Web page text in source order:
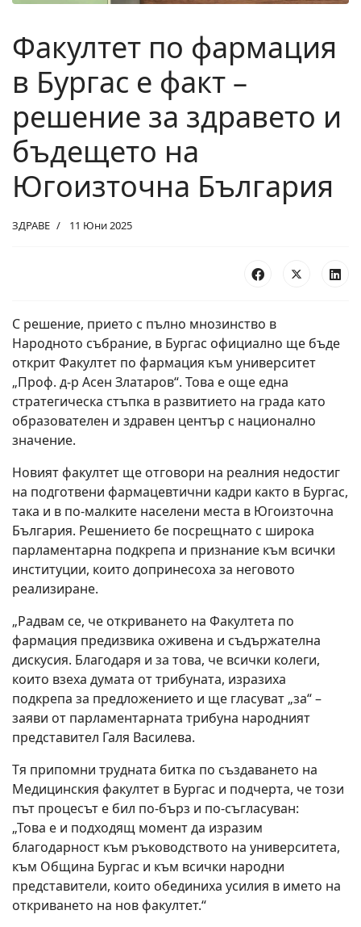
Факултет по фармация
в Бургас е факт –
решение за здравето и
бъдещето на
Югоизточна България
ЗДРАВЕ 11 Юни 2025
С решение, прието с пълно мнозинство в
Народното събрание, в Бургас официално ще бъде
открит Факултет по фармация към университет
„Проф. д-р Асен Златаров“. Това е още една
стратегическа стъпка в развитието на града като
образователен и здравен център с национално
значение.
Новият факултет ще отговори на реалния недостиг
на подготвени фармацевтични кадри както в Бургас,
така и в по-малките населени места в Югоизточна
България. Решението бе посрещнато с широка
парламентарна подкрепа и признание към всички
институции, които допринесоха за неговото
реализиране.
„Радвам се, че откриването на Факултета по
фармация предизвика оживена и съдържателна
дискусия. Благодаря и за това, че всички колеги,
които взеха думата от трибуната, изразиха
подкрепа за предложението и ще гласуват „за“ –
заяви от парламентарната трибуна народният
представител Галя Василева.
Тя припомни трудната битка по създаването на
Медицинския факултет в Бургас и подчерта, че този
път процесът е бил по-бърз и по-съгласуван:
„Това е и подходящ момент да изразим
благодарност към ръководството на университета,
към Община Бургас и към всички народни
представители, които обединиха усилия в името на
откриването на нов факултет.“